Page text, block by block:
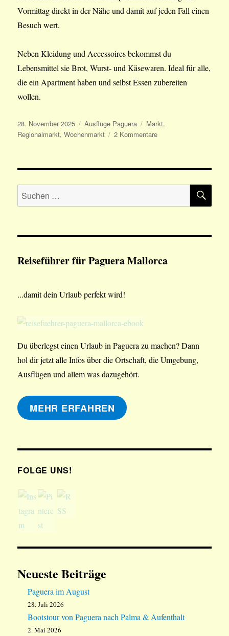
Vormittag direkt in der Nähe und damit auf jeden Fall einen
Besuch wert.
Neben Kleidung und Accessoires bekommst du
Lebensmittel sie Brot, Wurst- und Käsewaren. Ideal für alle,
die ein Apartment haben und selbst Essen zubereiten
wollen.
Veröffentlicht
am
28. November 2025 Kategorien
Ausflüge Paguera Schlagwörter
Markt,
Regionalmarkt,Wochenmarkt 2 Kommentarezu
Suchen
nach:
Reiseführer für Paguera Mallorca
...damit dein Urlaub perfekt wird!
Du überlegst einen Urlaub in Paguera zu machen? Dann
hol dir jetzt alle Infos über die Ortschaft, die Umgebung,
Ausflügen und allem was dazugehört.
MEHR ERFAHREN
FOLGE UNS!
Neueste Beiträge
Paguera im August
28. Juli 2026
Bootstour von Paguera nach Palma & Aufenthalt
2. Mai 2026